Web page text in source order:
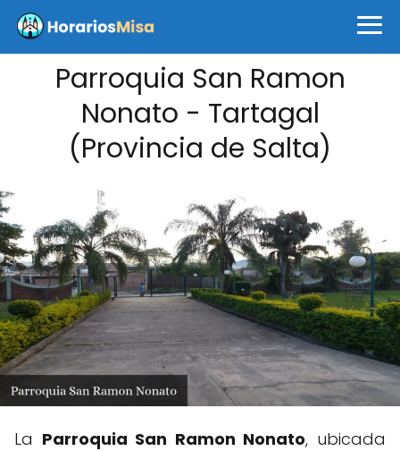
Parroquia San Ramon
Nonato - Tartagal
(Provincia de Salta)
La Parroquia San Ramon Nonato, ubicada